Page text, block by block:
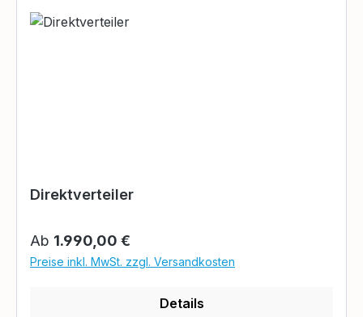
Direktverteiler
Regulärer Preis:
Ab 1.990,00 €
Preise inkl. MwSt. zzgl. Versandkosten
Details